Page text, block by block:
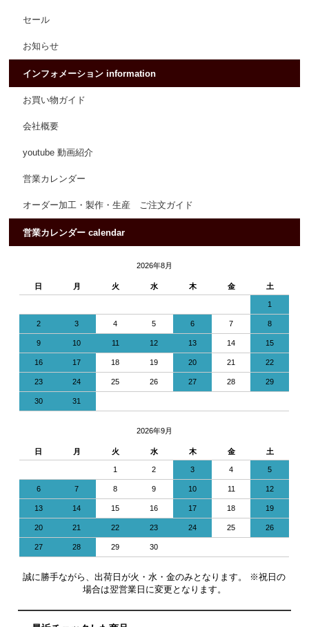
セール
お知らせ
インフォメーション information
お買い物ガイド
会社概要
youtube 動画紹介
営業カレンダー
オーダー加工・製作・生産 ご注文ガイド
営業カレンダー calendar
2026年8月
日 月 火 水 木 金 土
1
2 3 4 5 6 7 8
9 10 11 12 13 14 15
16 17 18 19 20 21 22
23 24 25 26 27 28 29
30 31
2026年9月
日 月 火 水 木 金 土
1 2 3 4 5
6 7 8 9 10 11 12
13 14 15 16 17 18 19
20 21 22 23 24 25 26
27 28 29 30
誠に勝手ながら、出荷日が火・水・金のみとなります。 ※祝日の
場合は翌営業日に変更となります。